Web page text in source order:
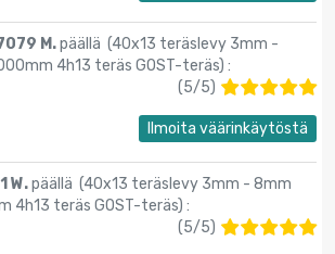
M.päällä (40x13 teräslevy 3mm -
4h13 teräs GOST-teräs) :
(5/5)
Ilmoita väärinkäytöstä
W.päällä (40x13 teräslevy 3mm - 8mm
4h13 teräs GOST-teräs) :
(5/5)